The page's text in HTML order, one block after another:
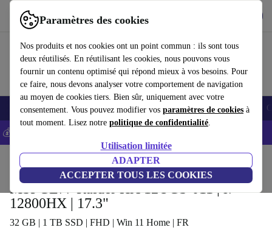
Paramètres des cookies
Nos produits et nos cookies ont un point commun : ils sont tous
deux réutilisés. En réutilisant les cookies, nous pouvons vous
fournir un contenu optimisé qui répond mieux à vos besoins. Pour
ce faire, nous devons analyser votre comportement de navigation
au moyen de cookies tiers. Bien sûr, uniquement avec votre
consentement. Vous pouvez modifier vos paramètres de cookies à
tout moment. Lisez notre politique de confidentialité.
Utilisation limitée
ADAPTER
ACCEPTER TOUS LES COOKIES
Utilisez refurbed rapidement et facilement
Smartphones Laptops Tablettes Montres connectées Accessoires
💰-5% EXTRA sur les iPhones – Code: IPHONEDEAL -
Ordinateurs portables
MSI GE77 Raider HX 12UGS-011 | i7-
12800HX | 17.3"
32 GB | 1 TB SSD | FHD | Win 11 Home | FR